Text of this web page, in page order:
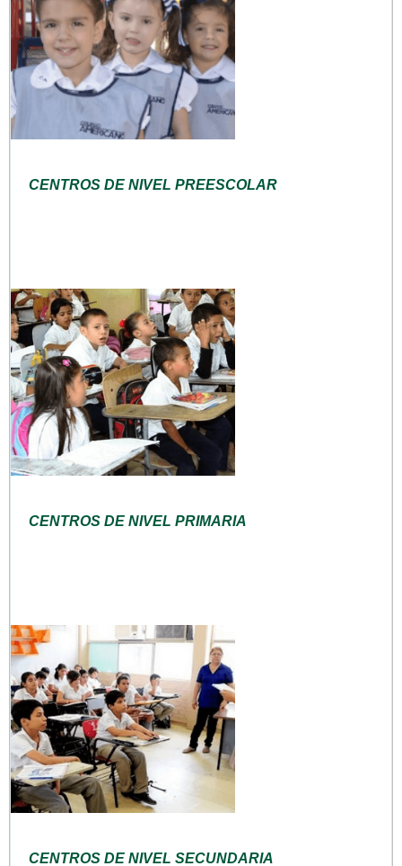
CENTROS DE NIVEL PREESCOLAR
CENTROS DE NIVEL PRIMARIA
CENTROS DE NIVEL SECUNDARIA